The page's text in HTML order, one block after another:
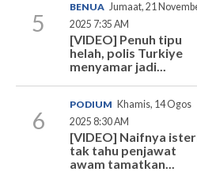
5
BENUA Jumaat, 21
2025 7:35 AM
[VIDEO] Penuh tipu
helah, polis Turkiye
menyamar jadi...
6
PODIUM Khamis, 14 Ogos
2025 8:30 AM
[VIDEO] Naifnya
tak tahu penjawat
awam tamatkan...